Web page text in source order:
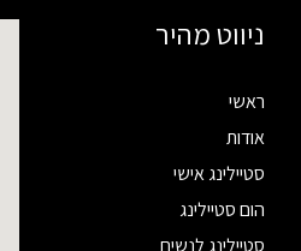
ניווט מהיר
ראשי
אודות
סטיילינג אישי
הום סטיילינג
סטיילינג לנשים